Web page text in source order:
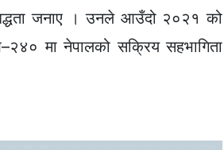
जनाए । उनले आउँदो २०२१ को
मा नेपालको सक्रिय सहभागिता